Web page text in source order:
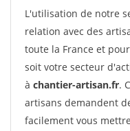
L'utilisation de notre
relation avec des
toute la France et
soit votre secteur
à chantier-artisan.fr.
artisans demandent
facilement vous